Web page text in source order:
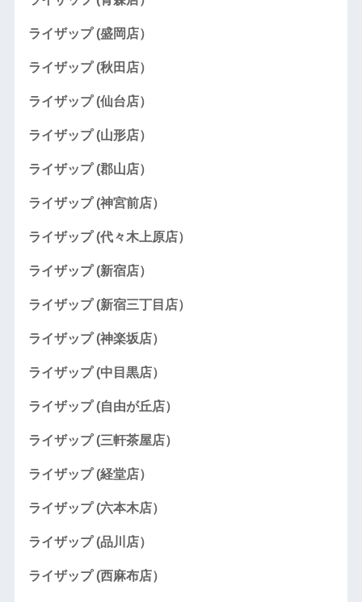
ライザップ (盛岡店）
ライザップ (秋田店）
ライザップ (仙台店）
ライザップ (山形店）
ライザップ (郡山店）
ライザップ (神宮前店）
ライザップ (代々木上原店）
ライザップ (新宿店）
ライザップ (新宿三丁目店）
ライザップ (神楽坂店）
ライザップ (中目黒店）
ライザップ (自由が丘店）
ライザップ (三軒茶屋店）
ライザップ (経堂店）
ライザップ (六本木店）
ライザップ (品川店）
ライザップ (西麻布店）